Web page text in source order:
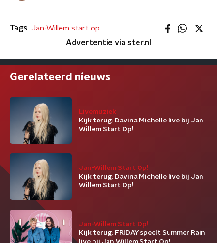
Tags Jan-Willem start op
Advertentie via ster.nl
Gerelateerd nieuws
Livemuziek
Kijk terug: Davina Michelle live bij Jan
Willem Start Op!
Jan-Willem Start Op!
Kijk terug: Davina Michelle live bij Jan
Willem Start Op!
Jan-Willem Start Op!
Kijk terug: FRIDAY speelt Summer Rain
live bij Jan Willem Start Op!